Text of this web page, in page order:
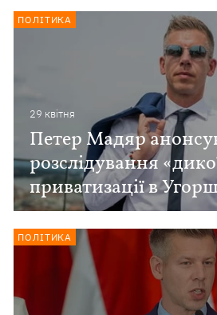
29 квiтня
Петер Мадяр
розслідування
приватизації в
ПОЛІТИКА
ПОЛІТИКА